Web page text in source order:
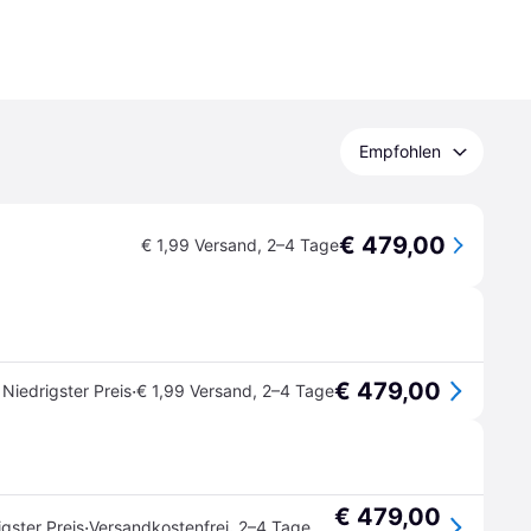
Empfohlen
€ 1,99 Versand, 2–4 Tage€ 479,00
Niedrigster Preis·€ 1,99 Versand, 2–4 Tage€ 479,00
Preis Versandkostenfrei, 2–4 Tage € 479,00